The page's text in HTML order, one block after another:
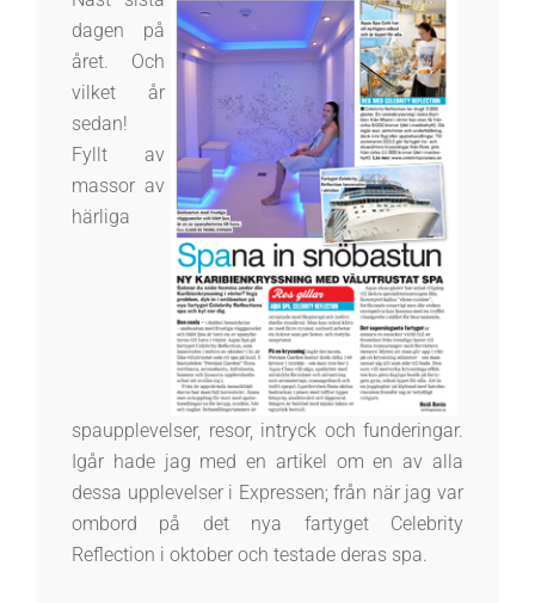
dagen på
året. Och
vilket år
sedan!
Fyllt av
massor av
härliga
spaupplevelser, resor, intryck och funderingar.
Igår hade jag med en artikel om en av alla
dessa upplevelser i Expressen; från när jag var
ombord på det nya fartyget Celebrity
Reflection i oktober och testade deras spa.